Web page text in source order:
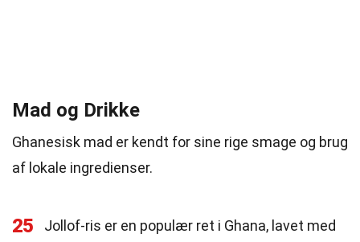
Mad og Drikke
Ghanesisk mad er kendt for sine rige smage og brug
af lokale ingredienser.
25
Jollof-ris er en populær ret i Ghana, lavet med